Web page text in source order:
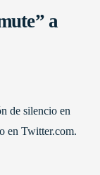
a
de silencio en
en Twitter.com.